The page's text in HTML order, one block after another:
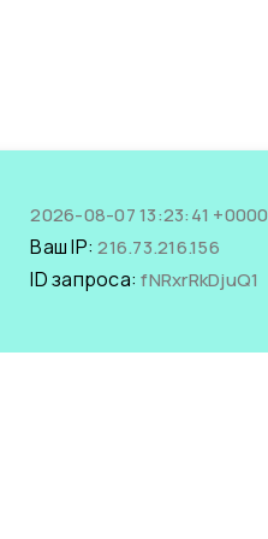
2026-08-07 13:23:41 +0000
Ваш IP:216.73.216.156
ID запроса:fNRxrRkDjuQ1